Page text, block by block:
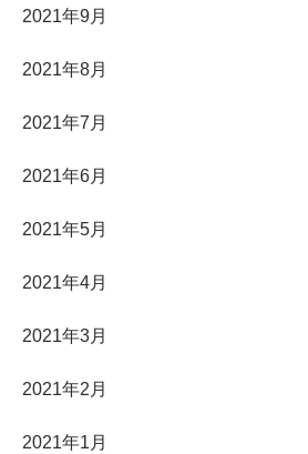
2021年9月
2021年8月
2021年7月
2021年6月
2021年5月
2021年4月
2021年3月
2021年2月
2021年1月